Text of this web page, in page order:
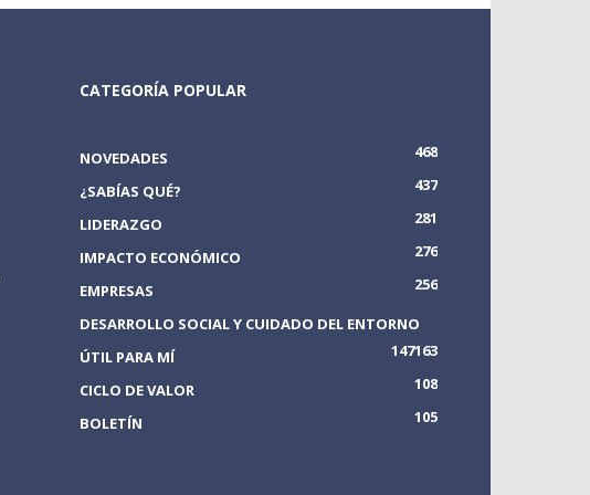
CATEGORÍA POPULAR
NOVEDADES
468
¿SABÍAS QUÉ?
437
LIDERAZGO
281
IMPACTO ECONÓMICO
276
EMPRESAS
256
DESARROLLO SOCIAL Y CUIDADO DEL ENTORNO
163
ÚTIL PARA MÍ
147
CICLO DE VALOR
108
BOLETÍN
105